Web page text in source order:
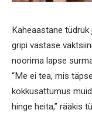
Kaheaastane
gripi vastase
noorima lapse
“Me ei tea, mis
kokkusattumus
hinge heita,” rääkis